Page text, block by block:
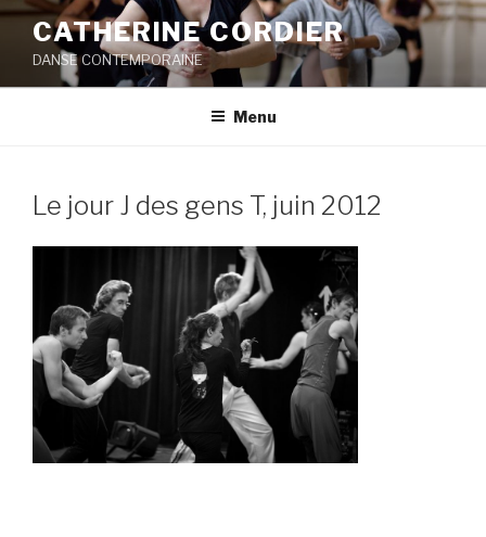
Aller
contenu
principal
CATHERINE CORDIER
DANSE CONTEMPORAINE
Menu
Le jour J des gens T, juin 2012